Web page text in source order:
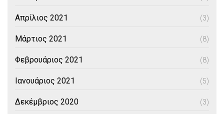
Απρίλιος 2021 (3)
Μάρτιος 2021 (8)
Φεβρουάριος 2021 (8)
Ιανουάριος 2021 (5)
Δεκέμβριος 2020 (3)